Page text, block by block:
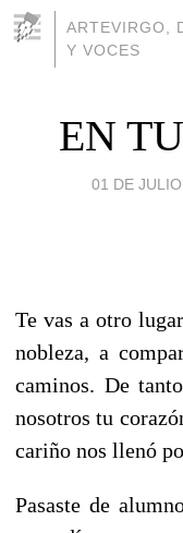
ARTEVIRGO,
Y VOCES
EN
01 DE
Te vas a otro
nobleza, a
caminos. De
nosotros tu
cariño nos llenó
Pasaste de